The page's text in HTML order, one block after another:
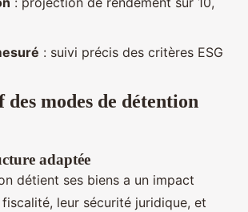
: suivi précis des critères ESG
modes de détention
adaptée
détient ses biens a un impact
leur sécurité juridique, et